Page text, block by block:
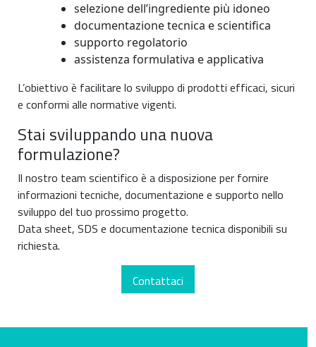
selezione dell’ingrediente più idoneo
documentazione tecnica e scientifica
supporto regolatorio
assistenza formulativa e applicativa
L’obiettivo è facilitare lo sviluppo di prodotti efficaci, sicuri
e conformi alle normative vigenti.
Stai sviluppando una nuova
formulazione?
Il nostro team scientifico è a disposizione per fornire
informazioni tecniche, documentazione e supporto nello
sviluppo del tuo prossimo progetto.
Data sheet, SDS e documentazione tecnica disponibili su
richiesta.
Contattaci